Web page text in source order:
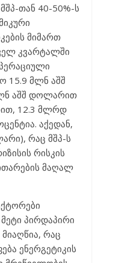
თან 40-50%-ს
მიმართ
კვარტალში
15.9 მლნ აშშ
აშშ დოლარით
12.3 მლრდ
აქედან,
რაც მშპ-ს
რისკის
მაღალ
პირდაპირი
რაც
ენერგეტიკის